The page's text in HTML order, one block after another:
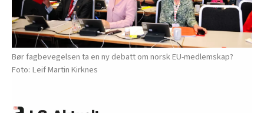
Bør fagbevegelsen ta en ny debatt om norsk EU-medlemskap?
Leif Martin Kirknes